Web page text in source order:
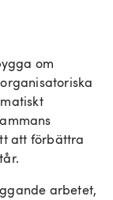
om
att förbättra
arbetet,